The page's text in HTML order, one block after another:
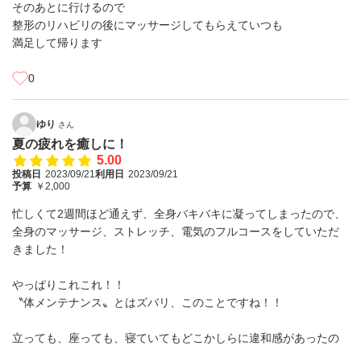
そのあとに行けるので
整形のリハビリの後にマッサージしてもらえていつも
満足して帰ります
0
ゆり さん
夏の疲れを癒しに！
5.00
投稿日 2023/09/21利用日 2023/09/21
予算 ￥2,000
忙しくて2週間ほど通えず、全身バキバキに凝ってしまったので、
全身のマッサージ、ストレッチ、電気のフルコースをしていただ
きました！
やっぱりこれこれ！！
〝体メンテナンス〟とはズバリ、このことですね！！
立っても、座っても、寝ていてもどこかしらに違和感があったの